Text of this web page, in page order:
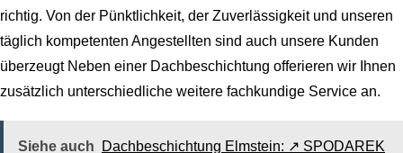
richtig. Von der Pünktlichkeit, der Zuverlässigkeit und unseren
täglich kompetenten Angestellten sind auch unsere Kunden
überzeugt Neben einer Dachbeschichtung offerieren wir Ihnen
zusätzlich unterschiedliche weitere fachkundige Service an.
Siehe auch
Dachbeschichtung Elmstein: ↗️ SPODAREK